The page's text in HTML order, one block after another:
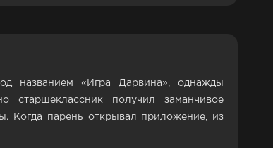
названием «Игра Дарвина», однажды
старшеклассник получил заманчивое
Когда парень открывал приложение, из